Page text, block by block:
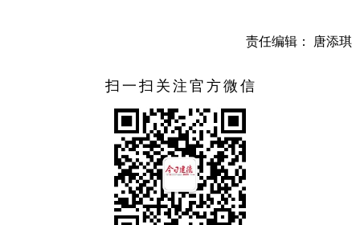
在座谈听取市教育局等有关部门的工作情况汇报后，王
基石，须高度重视其中存在的不正之风和腐败问题。各部
门、各学校要提高政治站位，深刻认识开展专项整治工作的
重要性和紧迫性，进一步压实责任，增强责任感和使命感；
要全面排查食品安全隐患，加强食材采购、加工、储存、运
输全链条监管，形成从“田间地头”到“学校餐桌”的闭环管理，
特别注重“货、人、制度”的安全；要优化探索就餐陪餐制度
体系，强化食堂窗口工作人员的服务意识；要坚持问题导
责任编辑： 唐添琪
扫一扫关注官方微信